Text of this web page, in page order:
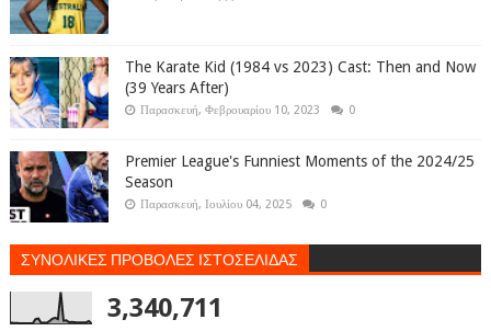
The Karate Kid (1984 vs 2023) Cast: Then and Now
(39 Years After)
Παρασκευή, Φεβρουαρίου 10, 2023 0
Premier League's Funniest Moments of the 2024/25
Season
Παρασκευή, Ιουλίου 04, 2025 0
ΣΥΝΟΛΙΚΕΣ ΠΡΟΒΟΛΕΣ ΙΣΤΟΣΕΛΙΔΑΣ
3,340,711